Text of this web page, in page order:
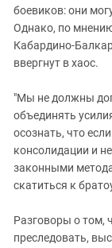
боевиков: они
Однако, по
Кабардино-
ввергнут в хаос.
"Мы не должны
объединять
осознать, что
консолидации и
законными
скатиться к
Разговоры о том,
преследовать,